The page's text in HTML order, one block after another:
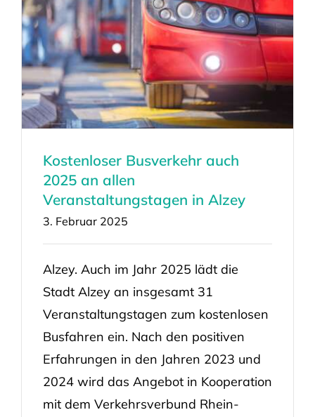
Kostenloser Busverkehr auch
2025 an allen
Veranstaltungstagen in Alzey
3. Februar 2025
Alzey. Auch im Jahr 2025 lädt die
Stadt Alzey an insgesamt 31
Veranstaltungstagen zum kostenlosen
Busfahren ein. Nach den positiven
Erfahrungen in den Jahren 2023 und
2024 wird das Angebot in Kooperation
mit dem Verkehrsverbund Rhein-